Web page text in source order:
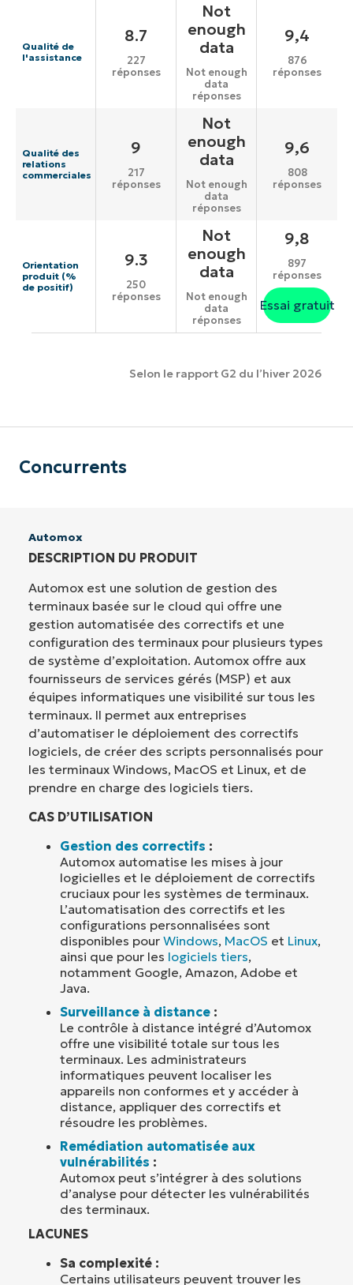
Qualité de
l'assistance
8.7
227
réponses
Not
enough
data
Not enough
data
réponses
9,4
876
réponses
Qualité des
relations
commerciales
9
217
réponses
Not
enough
data
Not enough
data
réponses
9,6
808
réponses
Orientation
produit (%
de positif)
9.3
250
réponses
Not
enough
data
Not enough
data
réponses
9,8
897
réponses
Essai gratuit
Selon le rapport G2 du l’hiver 2026
Concurrents
Automox
DESCRIPTION DU PRODUIT
Automox est une solution de gestion des
terminaux basée sur le cloud qui offre une
gestion automatisée des correctifs et une
configuration des terminaux pour plusieurs types
de système d’exploitation. Automox offre aux
fournisseurs de services gérés (MSP) et aux
équipes informatiques une visibilité sur tous les
terminaux. Il permet aux entreprises
d’automatiser le déploiement des correctifs
logiciels, de créer des scripts personnalisés pour
les terminaux Windows, MacOS et Linux, et de
prendre en charge des logiciels tiers.
CAS D’UTILISATION
Gestion des correctifs :
Automox automatise les mises à jour
logicielles et le déploiement de correctifs
cruciaux pour les systèmes de terminaux.
L’automatisation des correctifs et les
configurations personnalisées sont
disponibles pour Windows, MacOS et Linux,
ainsi que pour les logiciels tiers,
notamment Google, Amazon, Adobe et
Java.
Surveillance à distance :
Le contrôle à distance intégré d’Automox
offre une visibilité totale sur tous les
terminaux. Les administrateurs
informatiques peuvent localiser les
appareils non conformes et y accéder à
distance, appliquer des correctifs et
résoudre les problèmes.
Remédiation automatisée aux
vulnérabilités :
Automox peut s’intégrer à des solutions
d’analyse pour détecter les vulnérabilités
des terminaux.
LACUNES
Sa complexité :
Certains utilisateurs peuvent trouver les